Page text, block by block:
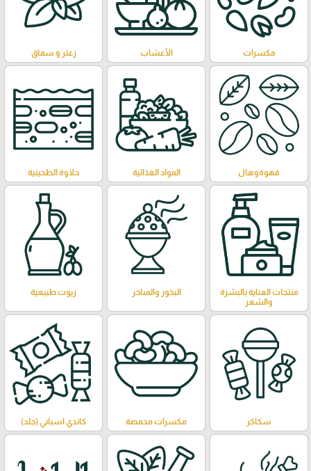
مكسرات الأعشاب زعتر و سماق
قهوةوهال المواد الغذائية حلاوة الطحينية
منتجات العناية بالبشرة
والشعر
البخور والمباخر زيوت طبيعية
سكاكر مكسرات محمصة كاندي اسباني (جلد)